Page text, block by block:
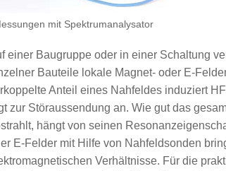
mit Spektrumanalysator
einer Baugruppe oder in einer Schaltung
Bauteile lokale Magnet- oder E-
Anteil eines Nahfeldes induziert
zur Störaussendung an. Wie gut das
hängt von seinen
E-Felder mit Hilfe von Nahfeldsonden
Verhältnisse. Für die